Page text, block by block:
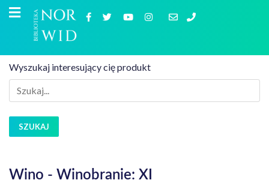
Wyszukaj interesujący cię produkt
SZUKAJ
Wino - Winobranie: XI